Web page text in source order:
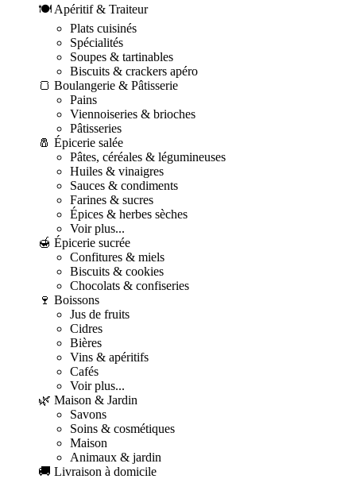
🍽️ Apéritif & Traiteur
Plats cuisinés
Spécialités
Soupes & tartinables
Biscuits & crackers apéro
🍞 Boulangerie & Pâtisserie
Pains
Viennoiseries & brioches
Pâtisseries
🧂 Épicerie salée
Pâtes, céréales & légumineuses
Huiles & vinaigres
Sauces & condiments
Farines & sucres
Épices & herbes sèches
Voir plus...
🍯 Épicerie sucrée
Confitures & miels
Biscuits & cookies
Chocolats & confiseries
🍷 Boissons
Jus de fruits
Cidres
Bières
Vins & apéritifs
Cafés
Voir plus...
🌿 Maison & Jardin
Savons
Soins & cosmétiques
Maison
Animaux & jardin
🚚 Livraison à domicile